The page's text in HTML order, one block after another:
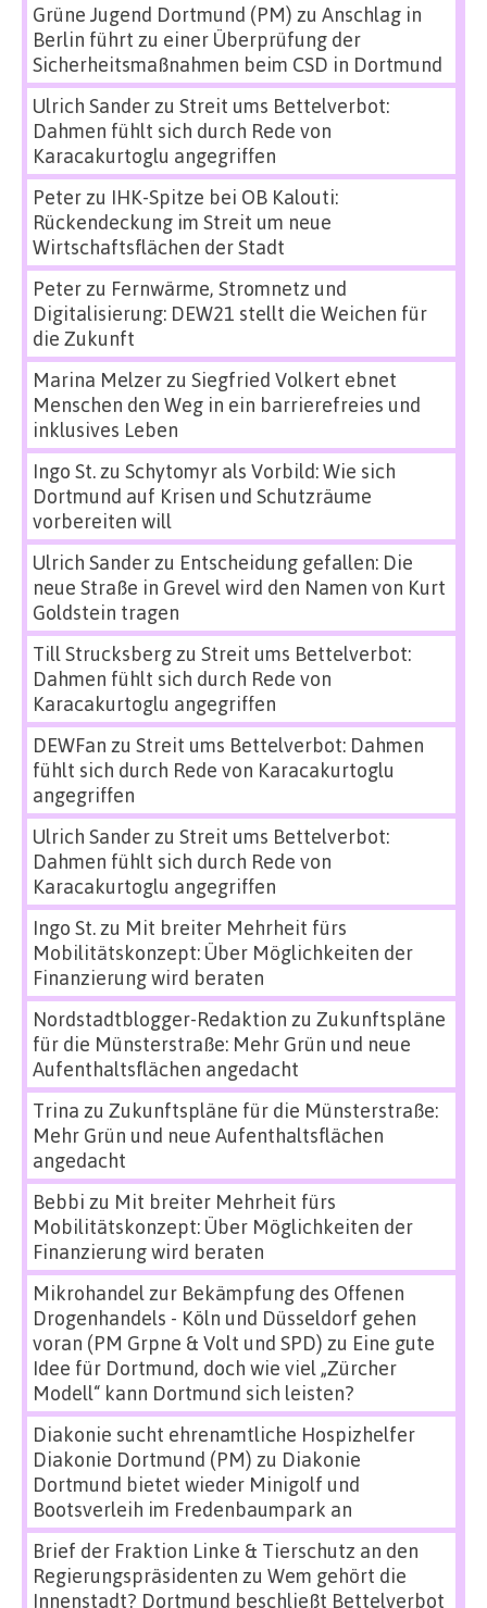
Grüne Jugend Dortmund (PM) zu Anschlag in
Berlin führt zu einer Überprüfung der
Sicherheitsmaßnahmen beim CSD in Dortmund
Ulrich Sanderzu Streit ums Bettelverbot:
Dahmen fühlt sich durch Rede von
Karacakurtoglu angegriffen
Peterzu IHK-Spitze bei OB Kalouti:
Rückendeckung im Streit um neue
Wirtschaftsflächen der Stadt
Peterzu Fernwärme, Stromnetz und
Digitalisierung: DEW21 stellt die Weichen für
die Zukunft
Marina Melzerzu Siegfried Volkert ebnet
Menschen den Weg in ein barrierefreies und
inklusives Leben
Ingo St.zu Schytomyr als Vorbild: Wie sich
Dortmund auf Krisen und Schutzräume
vorbereiten will
Ulrich Sanderzu Entscheidung gefallen: Die
neue Straße in Grevel wird den Namen von Kurt
Goldstein tragen
Till Strucksbergzu Streit ums Bettelverbot:
Dahmen fühlt sich durch Rede von
Karacakurtoglu angegriffen
DEWFan zu Streit ums Bettelverbot: Dahmen
fühlt sich durch Rede von Karacakurtoglu
angegriffen
Ulrich Sanderzu Streit ums Bettelverbot:
Dahmen fühlt sich durch Rede von
Karacakurtoglu angegriffen
Ingo St.zu Mit breiter Mehrheit fürs
Mobilitätskonzept: Über Möglichkeiten der
Finanzierung wird beraten
Nordstadtblogger-Redaktion zu Zukunftspläne
für die Münsterstraße: Mehr Grün und neue
Aufenthaltsflächen angedacht
Trina zu Zukunftspläne für die Münsterstraße:
Mehr Grün und neue Aufenthaltsflächen
angedacht
Bebbi zu Mit breiter Mehrheit fürs
Mobilitätskonzept: Über Möglichkeiten der
Finanzierung wird beraten
Mikrohandel zur Bekämpfung des Offenen
Drogenhandels - Köln und Düsseldorf gehen
voran (PM Grpne & Volt und SPD) zu Eine gute
Idee für Dortmund, doch wie viel „Zürcher
Modell“ kann Dortmund sich leisten?
Diakonie sucht ehrenamtliche Hospizhelfer
Diakonie Dortmund (PM) zu Diakonie
Dortmund bietet wieder Minigolf und
Bootsverleih im Fredenbaumpark an
Brief der Fraktion Linke & Tierschutz an den
Regierungspräsidenten zu Wem gehört die
Innenstadt? Dortmund beschließt Bettelverbot